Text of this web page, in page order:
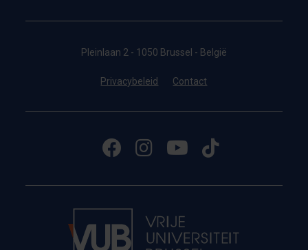
Pleinlaan 2 - 1050 Brussel - België
Privacybeleid Contact